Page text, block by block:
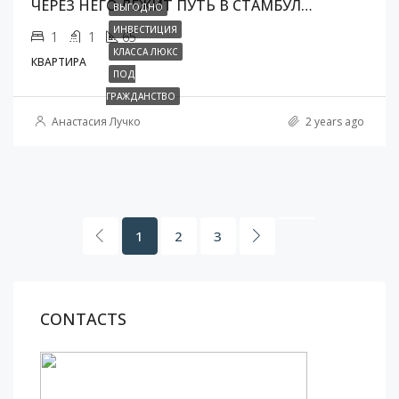
ВЫГОДНО
ИНВЕСТИЦИЯ
КЛАССА ЛЮКС
ПОД
ГРАЖДАНСТВО
ЧЕРЕЗ НЕГО ЛЕЖИТ ПУТЬ В СТАМБУЛ…
1 1 65
КВАРТИРА
Анастасия Лучко 2 years ago
1 2 3
CONTACTS